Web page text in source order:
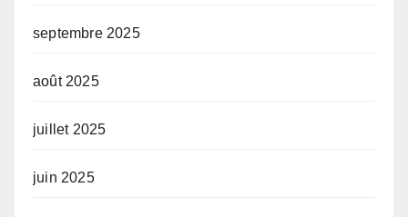
septembre 2025
août 2025
juillet 2025
juin 2025